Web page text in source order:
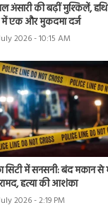
अंसारी की बढ़ीं मुश्किलें,
एक और मुकदमा दर्ज
2026 - 10:15 AM
सिटी में सनसनी: बंद मकान
हत्या की आशंका
2026 - 2:19 PM